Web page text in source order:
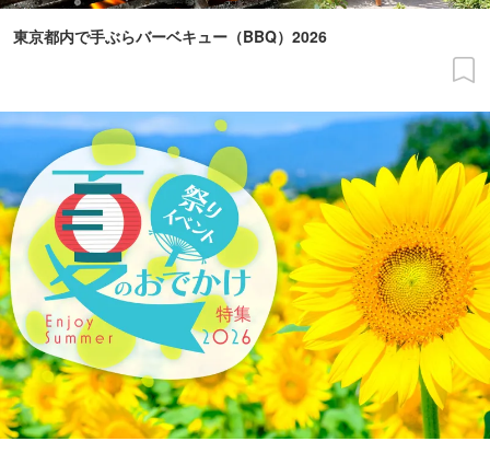
東京都内で手ぶらバーベキュー（BBQ）2026